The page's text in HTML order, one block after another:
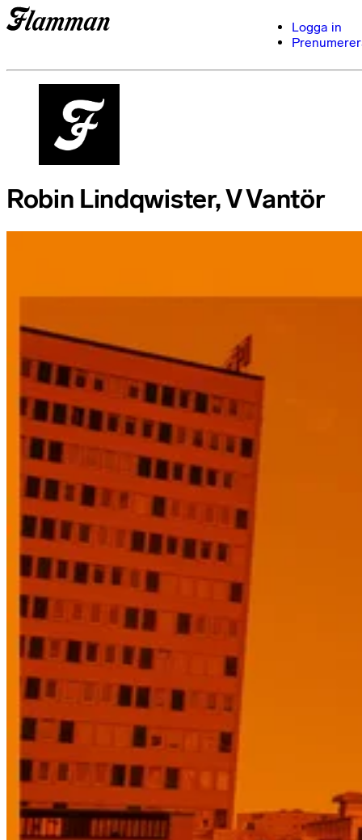
Logga in
Robin Lindqwister, V Vantör